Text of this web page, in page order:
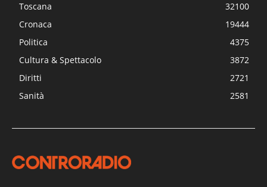
Toscana
32100
Cronaca
19444
Politica
4375
Cultura & Spettacolo
3872
Diritti
2721
Sanità
2581